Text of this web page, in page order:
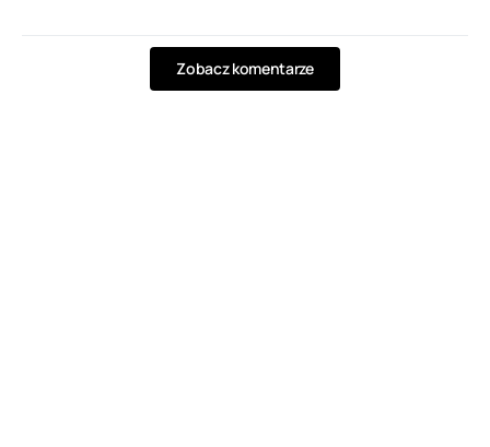
Zobacz komentarze